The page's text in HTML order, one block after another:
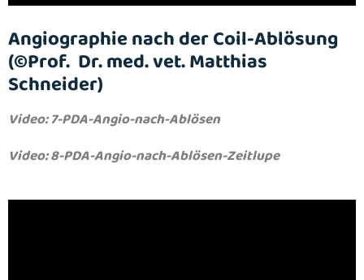
Angiographie nach der Coil-Ablösung
(©Prof. Dr. med. vet. Matthias
Schneider)
Video: 7-PDA-Angio-nach-Ablösen
Video: 8-PDA-Angio-nach-Ablösen-Zeitlupe